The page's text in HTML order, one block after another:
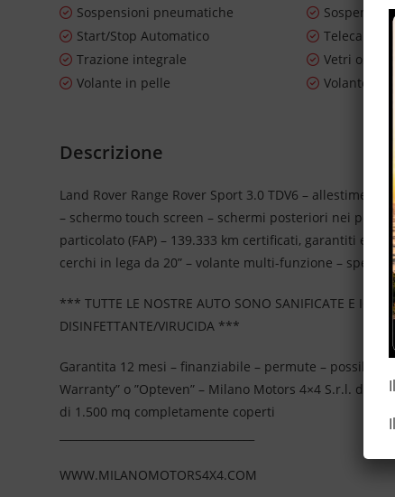
Sospensioni pneumatiche
Start/Stop Automatico
Trazione integrale
Vetri oscurati
Volante in pelle
Volante
Descrizione
Land Rover Range Rover Sport 3.0 TDV6 –
– schermo touch screen – schermi posteriori nei
particolato (FAP) – 139.333 km certificati, garantiti e
cerchi in lega da 20” – volante multi-funzione –
*** TUTTE LE NOSTRE AUTO SONO SANIFICATE E
DISINFETTANTE/VIRUCIDA ***
Garantita 12 mesi – finanziabile – permute –
Warranty” o ”Opteven” – Milano Motors 4×4 S.r.l. da
di 1.500 mq completamente coperti
WWW.MILANOMOTORS4X4.COM